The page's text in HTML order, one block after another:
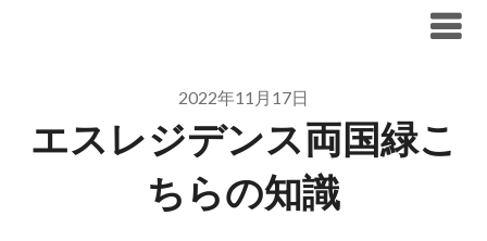
2022年11月17日
エスレジデンス両国緑こ
ちらの知識